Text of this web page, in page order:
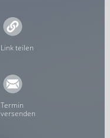
Link teilen
Termin
versenden